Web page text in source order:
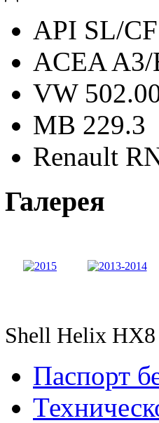
API SL/CF
ACEA
VW
MB 229.3
Renault
Галерея
Shell Helix HX8
Паспорт